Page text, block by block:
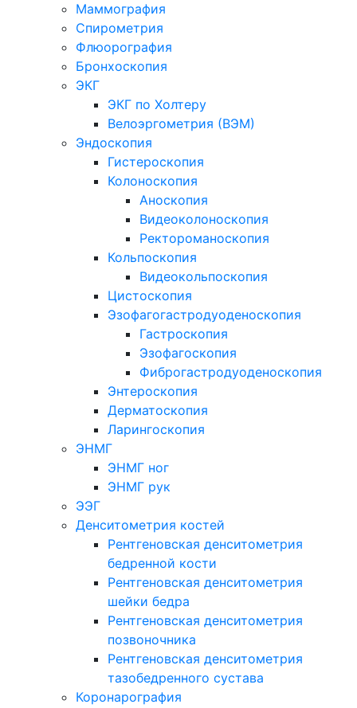
Маммография
Спирометрия
Флюорография
Бронхоскопия
ЭКГ
ЭКГ по Холтеру
Велоэргометрия (ВЭМ)
Эндоскопия
Гистероскопия
Колоноскопия
Аноскопия
Видеоколоноскопия
Ректороманоскопия
Кольпоскопия
Видеокольпоскопия
Цистоскопия
Эзофагогастродуоденоскопия
Гастроскопия
Эзофагоскопия
Фиброгастродуоденоскопия
Энтероскопия
Дерматоскопия
Ларингоскопия
ЭНМГ
ЭНМГ ног
ЭНМГ рук
ЭЭГ
Денситометрия костей
Рентгеновская денситометрия
бедренной кости
Рентгеновская денситометрия
шейки бедра
Рентгеновская денситометрия
позвоночника
Рентгеновская денситометрия
тазобедренного сустава
Коронарография